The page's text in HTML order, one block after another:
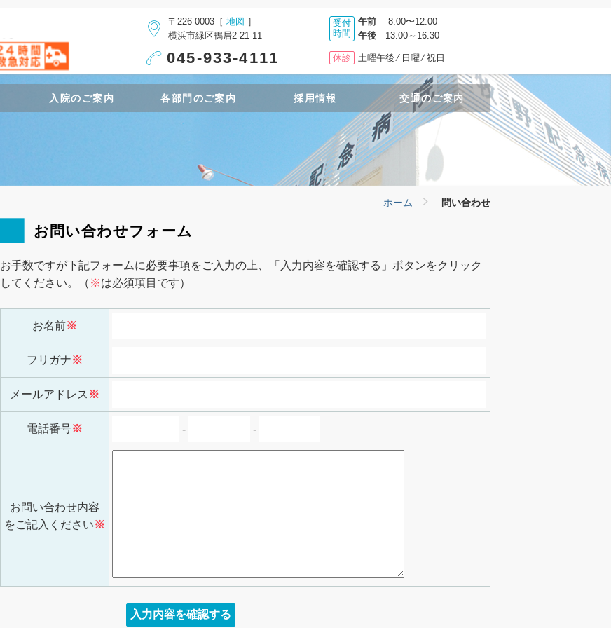
〒226-0003［ 地図 ］
横浜市緑区鴨居2-21-11
045-933-4111
受付
時間
午前 8:00〜12:00
午後 13:00～16:30
休診 土曜午後 ⁄ 日曜 ⁄ 祝日
入院のご案内 各部門のご案内 採用情報 交通のご案内
ホーム 問い合わせ
お問い合わせフォーム
お手数ですが下記フォームに必要事項をご入力の上、「入力内容を確認する」ボタンをクリック
してください。（ ※は必須項目です）
お名前※
フリガナ※
メールアドレス ※
電話番号※ - -
お問い合わせ内容
をご記入ください※